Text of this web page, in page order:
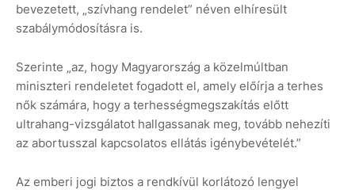
bevezetett, „szívhang rendelet” néven elhíresült
szabálymódosításra is.
Szerinte „az, hogy Magyarország a közelmúltban
miniszteri rendeletet fogadott el, amely előírja a terhes
nők számára, hogy a terhességmegszakítás előtt
ultrahang-vizsgálatot hallgassanak meg, tovább nehezíti
az abortusszal kapcsolatos ellátás igénybevételét.”
Az emberi jogi biztos a rendkívül korlátozó lengyel